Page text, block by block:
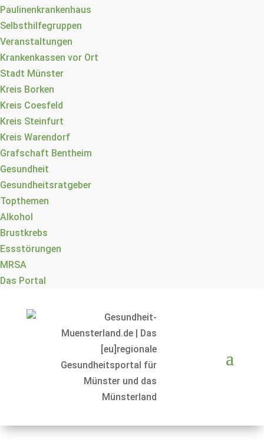
Paulinenkrankenhaus
Selbsthilfegruppen
Veranstaltungen
Krankenkassen vor Ort
Stadt Münster
Kreis Borken
Kreis Coesfeld
Kreis Steinfurt
Kreis Warendorf
Grafschaft Bentheim
Gesundheit
Gesundheitsratgeber
Topthemen
Alkohol
Brustkrebs
Essstörungen
MRSA
Das Portal